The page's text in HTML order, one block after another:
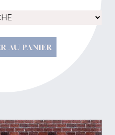
AU PANIER